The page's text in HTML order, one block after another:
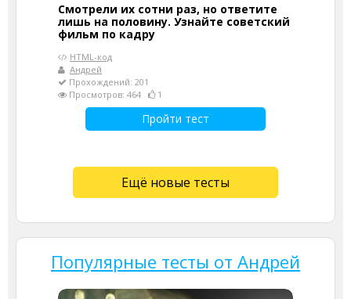
Смотрели их сотни раз, но ответите
лишь на половину. Узнайте советский
фильм по кадру
HTML-код
Андрей
Прохождений: 201
Просмотров: 464
1
Пройти тест
Ещё новые тесты
Популярные тесты от Андрей